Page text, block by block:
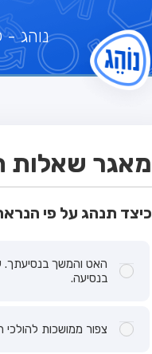
נוהג-
מאגר שאלות
כיצד תנהג על פי
האט והמשך בנסיעתך.
בנסיעה.
צפור ממושכות